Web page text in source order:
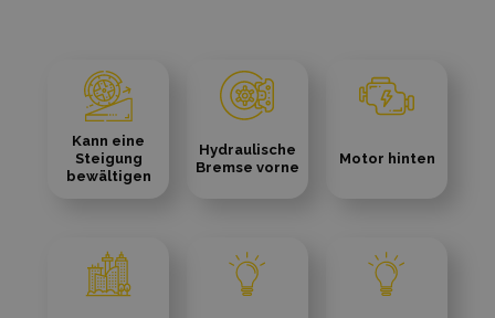
Kann eine
Steigung
bewältigen
Hydraulische
Bremse vorne
Motor hinten